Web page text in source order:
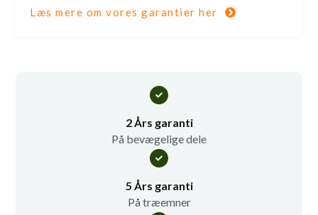
Læs mere om vores garantier her
2 Års garanti
På bevægelige dele
5 Års garanti
På træemner